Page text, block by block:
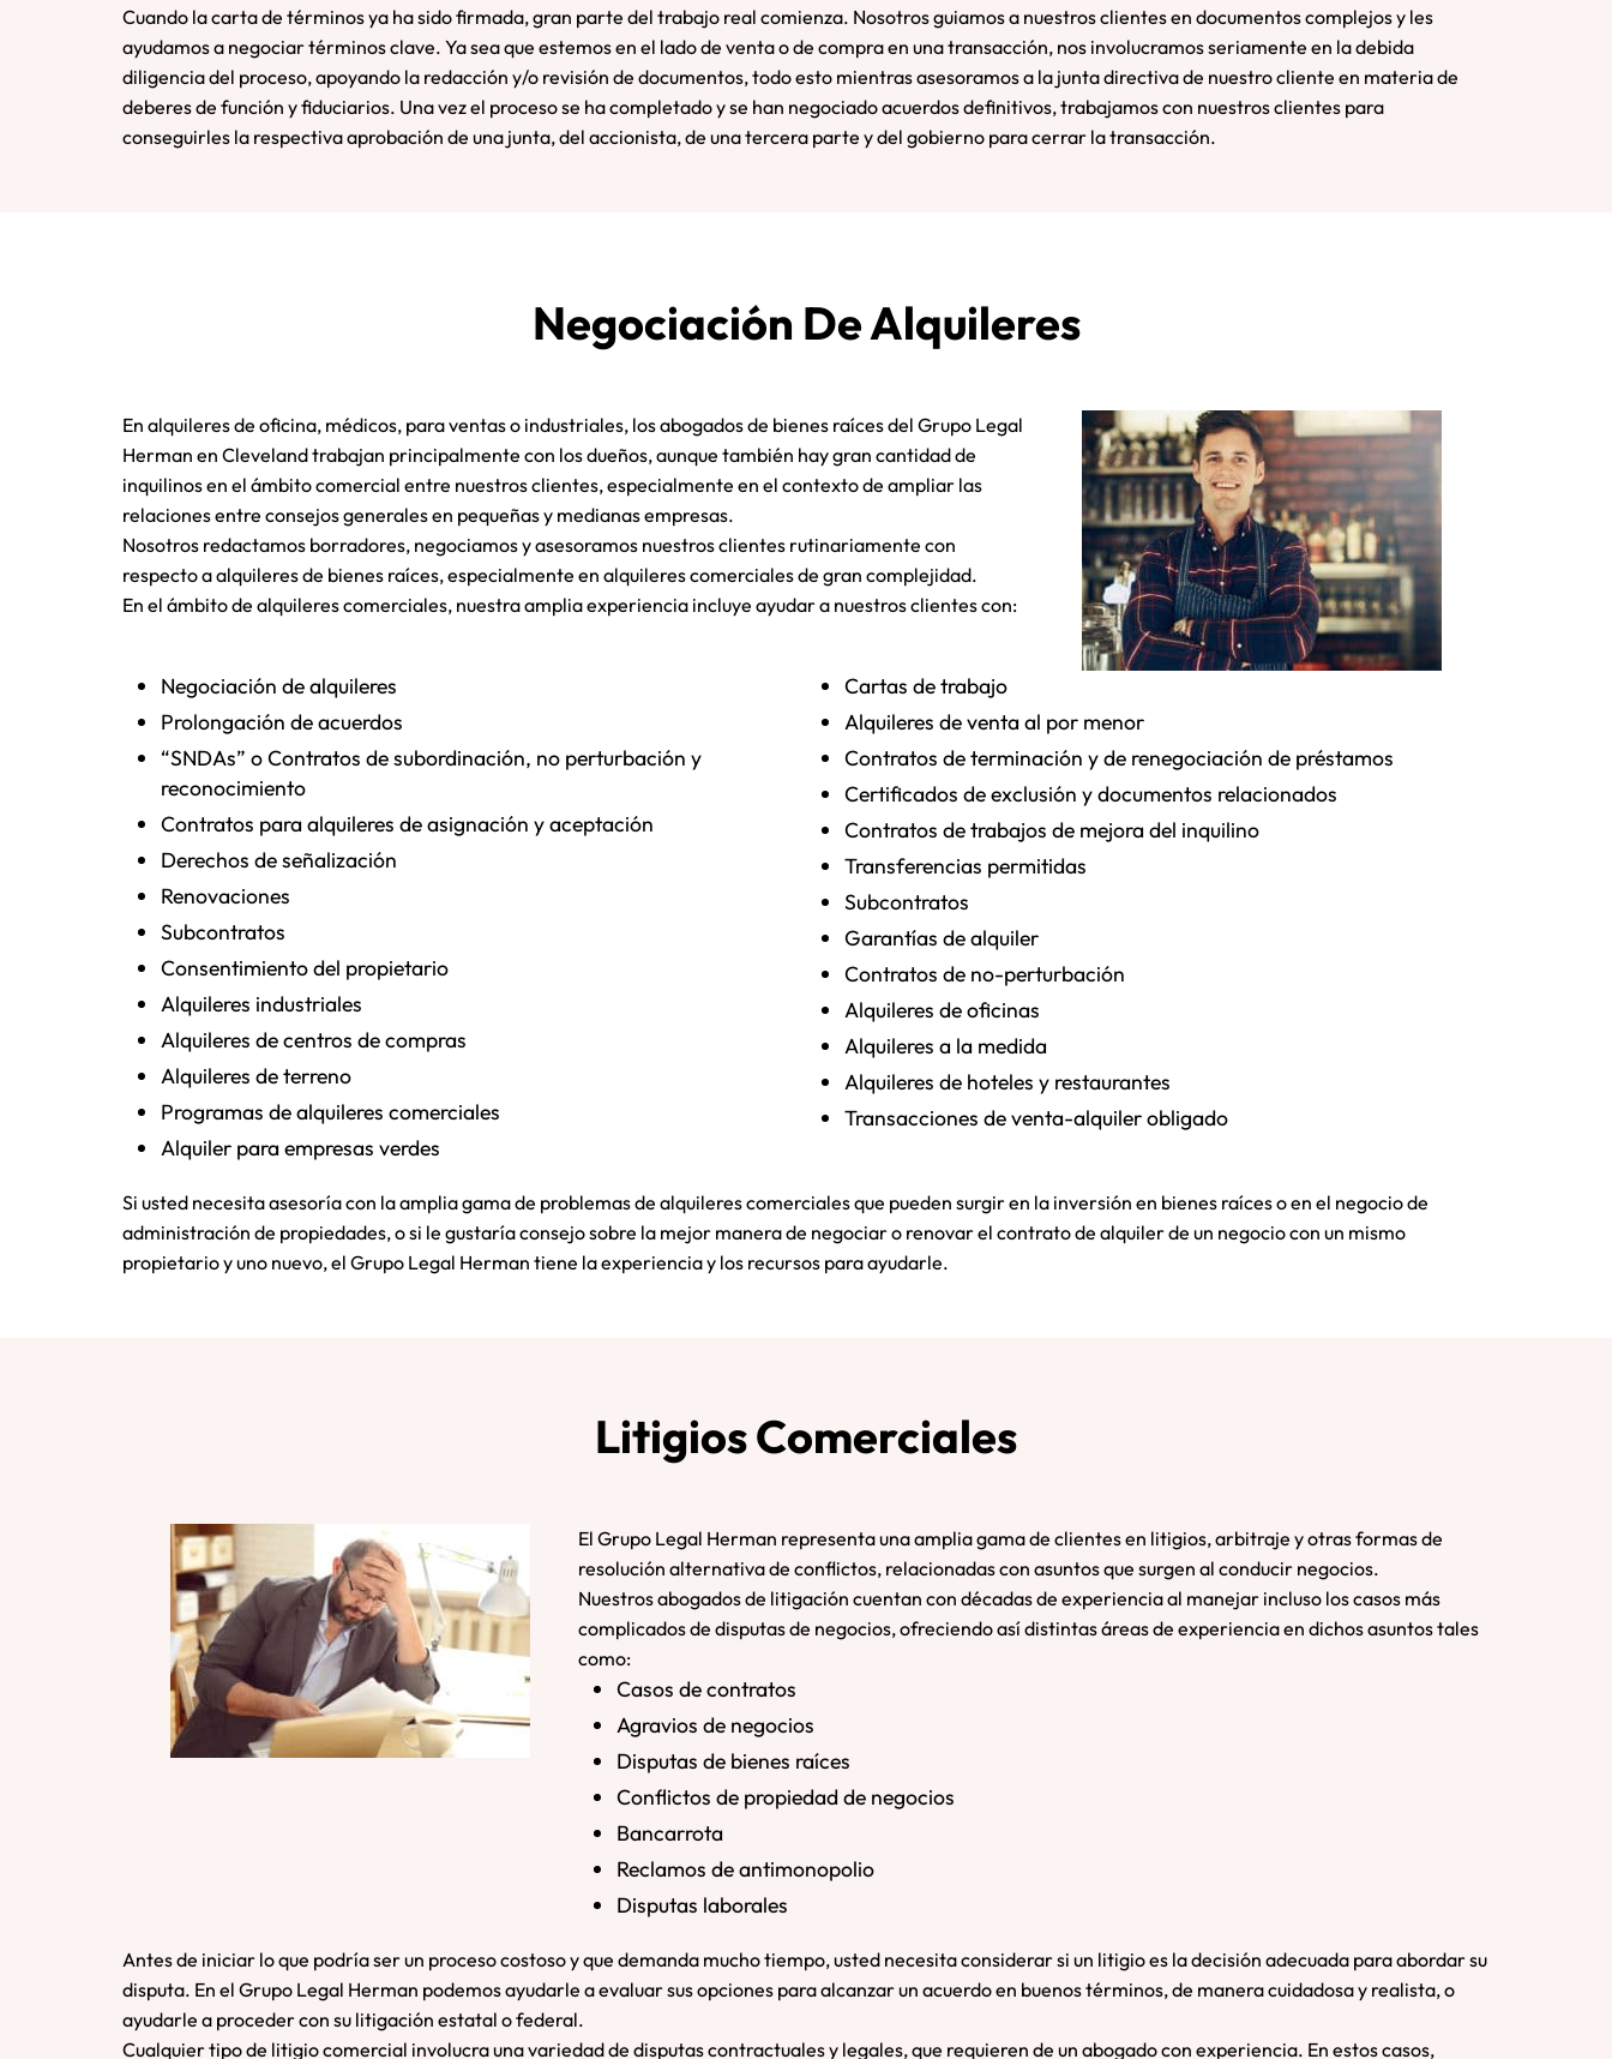
Cuando la carta de términos ya ha sido firmada, gran parte del trabajo real comienza. Nosotros guiamos a nuestros clientes en documentos complejos y les
ayudamos a negociar términos clave. Ya sea que estemos en el lado de venta o de compra en una transacción, nos involucramos seriamente en la debida
diligencia del proceso, apoyando la redacción y/o revisión de documentos, todo esto mientras asesoramos a la junta directiva de nuestro cliente en materia de
deberes de función y fiduciarios. Una vez el proceso se ha completado y se han negociado acuerdos definitivos, trabajamos con nuestros clientes para
conseguirles la respectiva aprobación de una junta, del accionista, de una tercera parte y del gobierno para cerrar la transacción.
Negociación De Alquileres
En alquileres de oficina, médicos, para ventas o industriales, los abogados de bienes raíces del Grupo Legal
Herman en Cleveland trabajan principalmente con los dueños, aunque también hay gran cantidad de
inquilinos en el ámbito comercial entre nuestros clientes, especialmente en el contexto de ampliar las
relaciones entre consejos generales en pequeñas y medianas empresas.
Nosotros redactamos borradores, negociamos y asesoramos nuestros clientes rutinariamente con
respecto a alquileres de bienes raíces, especialmente en alquileres comerciales de gran complejidad.
En el ámbito de alquileres comerciales, nuestra amplia experiencia incluye ayudar a nuestros clientes con:
Negociación de alquileres
Prolongación de acuerdos
“SNDAs” o Contratos de subordinación, no perturbación y
reconocimiento
Contratos para alquileres de asignación y aceptación
Derechos de señalización
Renovaciones
Subcontratos
Consentimiento del propietario
Alquileres industriales
Alquileres de centros de compras
Alquileres de terreno
Programas de alquileres comerciales
Alquiler para empresas verdes
Cartas de trabajo
Alquileres de venta al por menor
Contratos de terminación y de renegociación de préstamos
Certificados de exclusión y documentos relacionados
Contratos de trabajos de mejora del inquilino
Transferencias permitidas
Subcontratos
Garantías de alquiler
Contratos de no-perturbación
Alquileres de oficinas
Alquileres a la medida
Alquileres de hoteles y restaurantes
Transacciones de venta-alquiler obligado
Si usted necesita asesoría con la amplia gama de problemas de alquileres comerciales que pueden surgir en la inversión en bienes raíces o en el negocio de
administración de propiedades, o si le gustaría consejo sobre la mejor manera de negociar o renovar el contrato de alquiler de un negocio con un mismo
propietario y uno nuevo, el Grupo Legal Herman tiene la experiencia y los recursos para ayudarle.
Litigios Comerciales
El Grupo Legal Herman representa una amplia gama de clientes en litigios, arbitraje y otras formas de
resolución alternativa de conflictos, relacionadas con asuntos que surgen al conducir negocios.
Nuestros abogados de litigación cuentan con décadas de experiencia al manejar incluso los casos más
complicados de disputas de negocios, ofreciendo así distintas áreas de experiencia en dichos asuntos tales
como:
Casos de contratos
Agravios de negocios
Disputas de bienes raíces
Conflictos de propiedad de negocios
Bancarrota
Reclamos de antimonopolio
Disputas laborales
Antes de iniciar lo que podría ser un proceso costoso y que demanda mucho tiempo, usted necesita considerar si un litigio es la decisión adecuada para abordar su
disputa. En el Grupo Legal Herman podemos ayudarle a evaluar sus opciones para alcanzar un acuerdo en buenos términos, de manera cuidadosa y realista, o
ayudarle a proceder con su litigación estatal o federal.
Cualquier tipo de litigio comercial involucra una variedad de disputas contractuales y legales, que requieren de un abogado con experiencia. En estos casos,